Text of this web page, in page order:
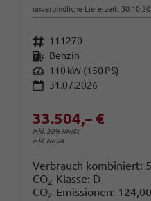
unverbindliche Lieferzeit:
Fahrzeugnr. 111270
Kraftstoff Benzin
Leistung 110 kW (150 PS)
31.07.2026
33.504,– €
inkl. 20% MwSt.
inkl. NoVA
Verbrauch kombiniert:
CO2-Klasse: D
CO2-Emissionen: